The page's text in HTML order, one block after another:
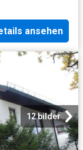
ansehen
12 bilder